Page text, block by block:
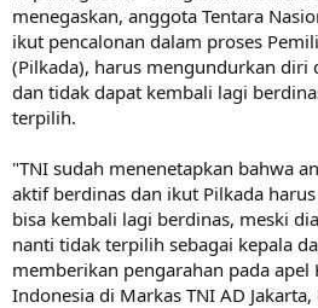
r
menegaskan, anggota Tentara
ikut pencalonan dalam proses
(Pilkada), harus mengundurkan diri
dan tidak dapat kembali lagi
terpilih.
"TNI sudah menenetapkan bahwa
aktif berdinas dan ikut Pilkada
bisa kembali lagi berdinas, meski
nanti tidak terpilih sebagai kepala
memberikan pengarahan pada apel
Indonesia di Markas TNI AD